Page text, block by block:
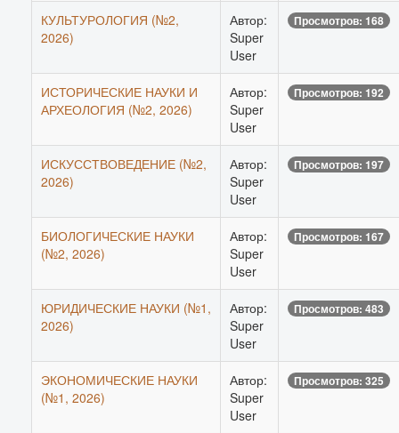
КУЛЬТУРОЛОГИЯ (№2,
2026)
Автор:
Super
User
Просмотров: 168
ИСТОРИЧЕСКИЕ НАУКИ И
АРХЕОЛОГИЯ (№2, 2026)
Автор:
Super
User
Просмотров: 192
ИСКУССТВОВЕДЕНИЕ (№2,
2026)
Автор:
Super
User
Просмотров: 197
БИОЛОГИЧЕСКИЕ НАУКИ
(№2, 2026)
Автор:
Super
User
Просмотров: 167
ЮРИДИЧЕСКИЕ НАУКИ (№1,
2026)
Автор:
Super
User
Просмотров: 483
ЭКОНОМИЧЕСКИЕ НАУКИ
(№1, 2026)
Автор:
Super
User
Просмотров: 325